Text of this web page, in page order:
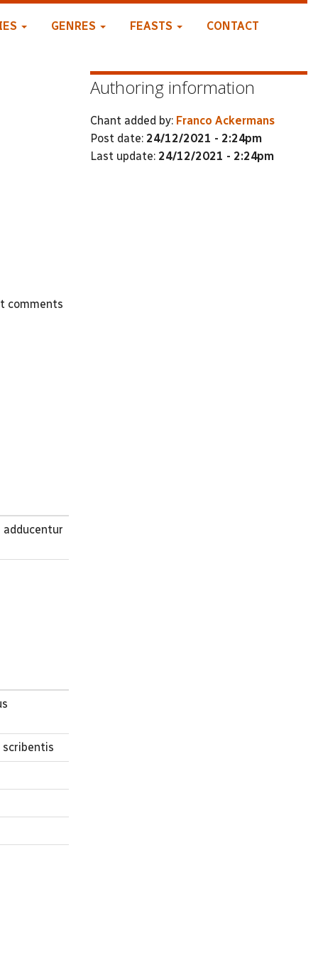
GENRES FEASTS CONTACT
comments
adducentur
scribentis
Authoring information
Chant added by: Franco Ackermans
Post date: 24/12/2021 - 2:24pm
Last update: 24/12/2021 - 2:24pm